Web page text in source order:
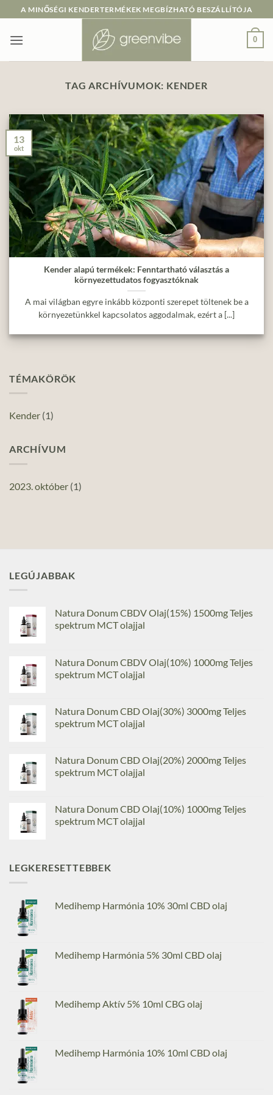
to
content
A MINŐSÉGI KENDERTERMÉKEK MEGBÍZHATÓ BESZÁLLÍTÓJA
0
TAG ARCHÍVUMOK: KENDER
Kender alapú termékek: Fenntartható választás a
környezettudatos fogyasztóknak
A mai világban egyre inkább központi szerepet töltenek be a
környezetünkkel kapcsolatos aggodalmak, ezért a [...]
13
okt
TÉMAKÖRÖK
Kender (1)
ARCHÍVUM
2023. október (1)
LEGÚJABBAK
Natura Donum CBDV Olaj(15%) 1500mg Teljes
spektrum MCT olajjal
Natura Donum CBDV Olaj(10%) 1000mg Teljes
spektrum MCT olajjal
Natura Donum CBD Olaj(30%) 3000mg Teljes
spektrum MCT olajjal
Natura Donum CBD Olaj(20%) 2000mg Teljes
spektrum MCT olajjal
Natura Donum CBD Olaj(10%) 1000mg Teljes
spektrum MCT olajjal
LEGKERESETTEBBEK
Medihemp Harmónia 10% 30ml CBD olaj
Medihemp Harmónia 5% 30ml CBD olaj
Medihemp Aktív 5% 10ml CBG olaj
Medihemp Harmónia 10% 10ml CBD olaj